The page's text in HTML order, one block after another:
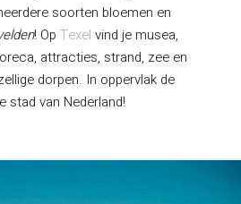
soorten bloemen en
! Op Texel vind je musea,
attracties, strand, zee en
dorpen. In oppervlak de
stad van Nederland!